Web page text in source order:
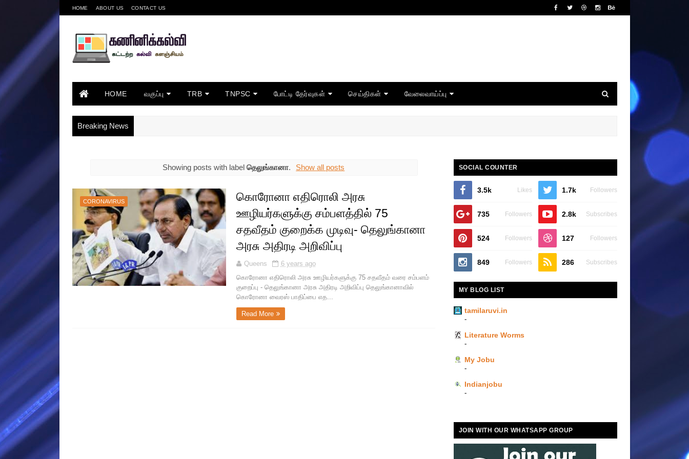
HOME ABOUT US CONTACT US
HOME வகுப்பு TRB TNPSC போட்டி தேர்வுகள் செய்திகள் வேலைவாய்ப்பு
Breaking News
Showing posts with labelதெலுங்கானா. Show all posts
CORONAVIRUS
கொரோனா எதிரொலி அரசு
ஊழியர்களுக்கு சம்பளத்தில் 75
சதவீதம் குறைக்க முடிவு- தெலுங்கானா
அரசு அதிரடி அறிவிப்பு
Queens
6 years ago
கொரோனா எதிரொலி அரசு ஊழியர்களுக்கு 75 சதவீதம் வரை சம்பளம்
குறைப்பு - தெலுங்கானா அரசு அதிரடி அறிவிப்பு தெலுங்கானாவில்
கொரோனா வைரஸ் பாதிப்பை எத...
Read More
SOCIAL COUNTER
3.5k Likes 1.7k Followers
735 Followers 2.8k Subscribes
524 Followers 127 Followers
849 Followers 286 Subscribes
MY BLOG LIST
tamilaruvi.in
-
Literature Worms
-
My Jobu
-
Indianjobu
-
JOIN WITH OUR WHATSAPP GROUP